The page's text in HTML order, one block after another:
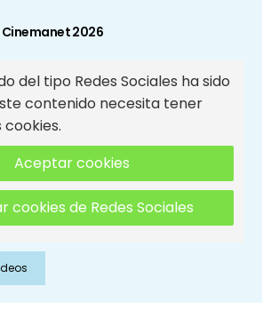
2026
del tipo Redes Sociales ha sido
contenido necesita tener
Aceptar cookies
cookies de Redes Sociales